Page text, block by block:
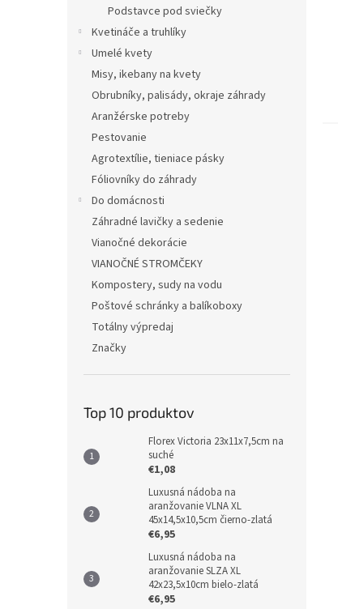
Podstavce pod sviečky
Kvetináče a truhlíky
Umelé kvety
Misy, ikebany na kvety
Obrubníky, palisády, okraje záhrady
Aranžérske potreby
Pestovanie
Agrotextílie, tieniace pásky
Fóliovníky do záhrady
Do domácnosti
Záhradné lavičky a sedenie
Vianočné dekorácie
VIANOČNÉ STROMČEKY
Kompostery, sudy na vodu
Poštové schránky a balíkoboxy
Totálny výpredaj
Značky
Top 10 produktov
Florex Victoria 23x11x7,5cm na
suché
€1,08
Luxusná nádoba na
aranžovanie VLNA XL
45x14,5x10,5cm čierno-zlatá
€6,95
Luxusná nádoba na
aranžovanie SLZA XL
42x23,5x10cm bielo-zlatá
€6,95